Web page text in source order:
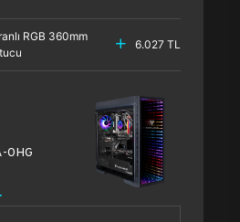
RGB 360mm
6.027 TL
0HG